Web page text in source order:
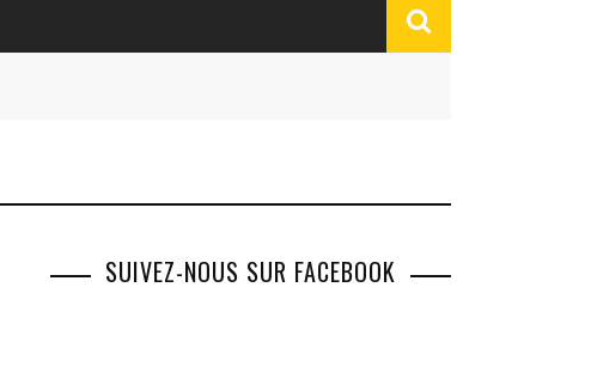
SUIVEZ-NOUS SUR FACEBOOK